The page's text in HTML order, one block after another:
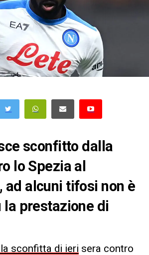
sconfitto dalla
lo Spezia al
ad alcuni tifosi non è
la prestazione di
sconfitta di ieri sera contro